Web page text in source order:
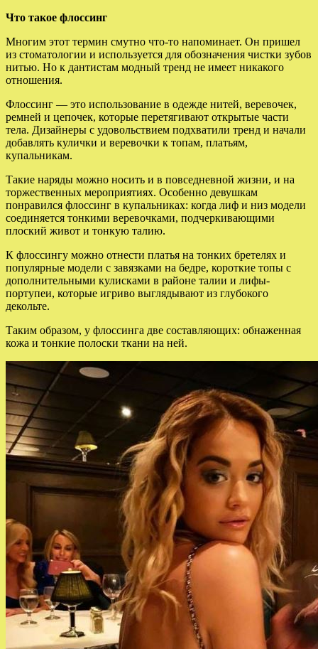
Что такое флоссинг
Многим этот термин смутно что-то напоминает. Он пришел
из стоматологии и используется для обозначения чистки зубов
нитью. Но к дантистам модный тренд не имеет никакого
отношения.
Флоссинг — это использование в одежде нитей, веревочек,
ремней и цепочек, которые перетягивают открытые части
тела. Дизайнеры с удовольствием подхватили тренд и начали
добавлять кулички и веревочки к топам, платьям,
купальникам.
Такие наряды можно носить и в повседневной жизни, и на
торжественных мероприятиях. Особенно девушкам
понравился флоссинг в купальниках: когда лиф и низ модели
соединяется тонкими веревочками, подчеркивающими
плоский живот и тонкую талию.
К флоссингу можно отнести платья на тонких бретелях и
популярные модели с завязками на бедре, короткие топы с
дополнительными кулисками в районе талии и лифы-
портупеи, которые игриво выглядывают из глубокого
декольте.
Таким образом, у флоссинга две составляющих: обнаженная
кожа и тонкие полоски ткани на ней.